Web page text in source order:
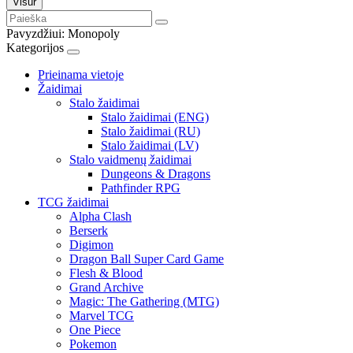
Pavyzdžiui: Monopoly
Kategorijos
Prieinama vietoje
Žaidimai
Stalo žaidimai
Stalo žaidimai (ENG)
Stalo žaidimai (RU)
Stalo žaidimai (LV)
Stalo vaidmenų žaidimai
Dungeons & Dragons
Pathfinder RPG
TCG žaidimai
Alpha Clash
Berserk
Digimon
Dragon Ball Super Card Game
Flesh & Blood
Grand Archive
Magic: The Gathering (MTG)
Marvel TCG
One Piece
Pokemon